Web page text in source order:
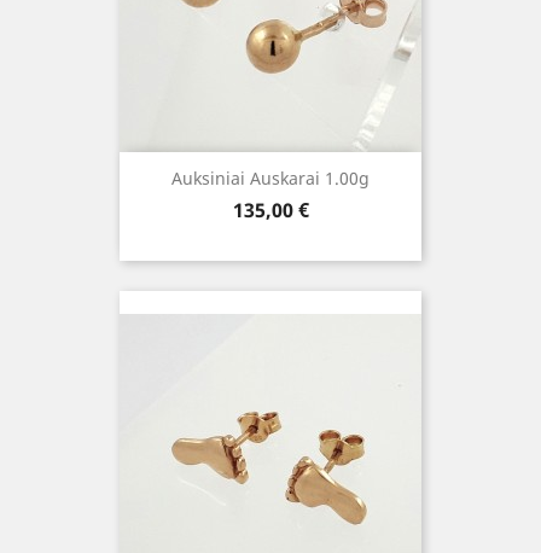
Auksiniai Auskarai 1.00g
Kaina
135,00 €